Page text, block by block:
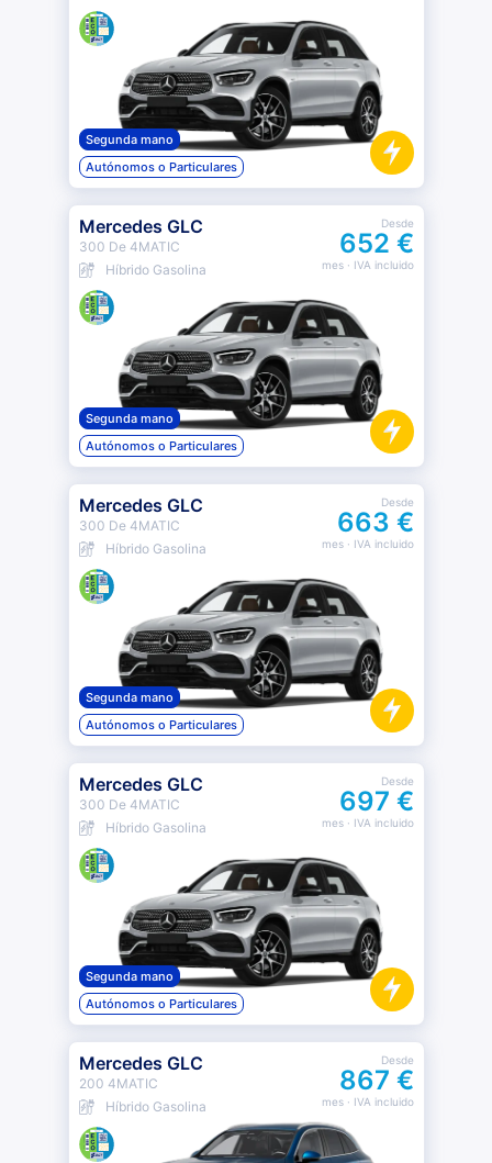
Segunda mano
Autónomos o Particulares
Mercedes GLC
300 De 4MATIC
Híbrido Gasolina
Desde
652 €
mes· IVA incluido
Segunda mano
Autónomos o Particulares
Mercedes GLC
300 De 4MATIC
Híbrido Gasolina
Desde
663 €
mes· IVA incluido
Segunda mano
Autónomos o Particulares
Mercedes GLC
300 De 4MATIC
Híbrido Gasolina
Desde
697 €
mes· IVA incluido
Segunda mano
Autónomos o Particulares
Mercedes GLC
200 4MATIC
Híbrido Gasolina
Desde
867 €
mes· IVA incluido